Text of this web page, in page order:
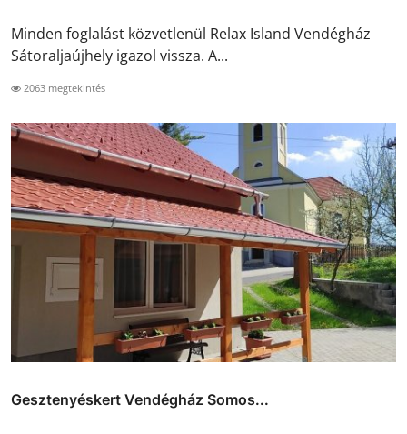
Minden foglalást közvetlenül Relax Island Vendégház
Sátoraljaújhely igazol vissza. A...
2063 megtekintés
Gesztenyéskert Vendégház Somos...